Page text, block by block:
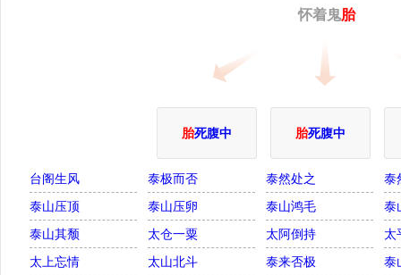
怀着鬼胎
胎死腹中 胎死腹中
台阁生风 泰极而否 泰然处之
泰
泰山压顶
泰山压卵 泰山鸿毛
泰
泰山其颓
太仓一粟 太阿倒持
太
太上忘情
太山北斗 泰来否极 泰